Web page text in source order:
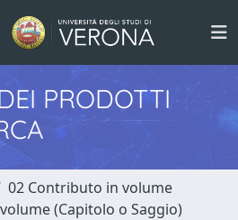
PRODOTTI
02 Contributo in volume
(Capitolo o Saggio)